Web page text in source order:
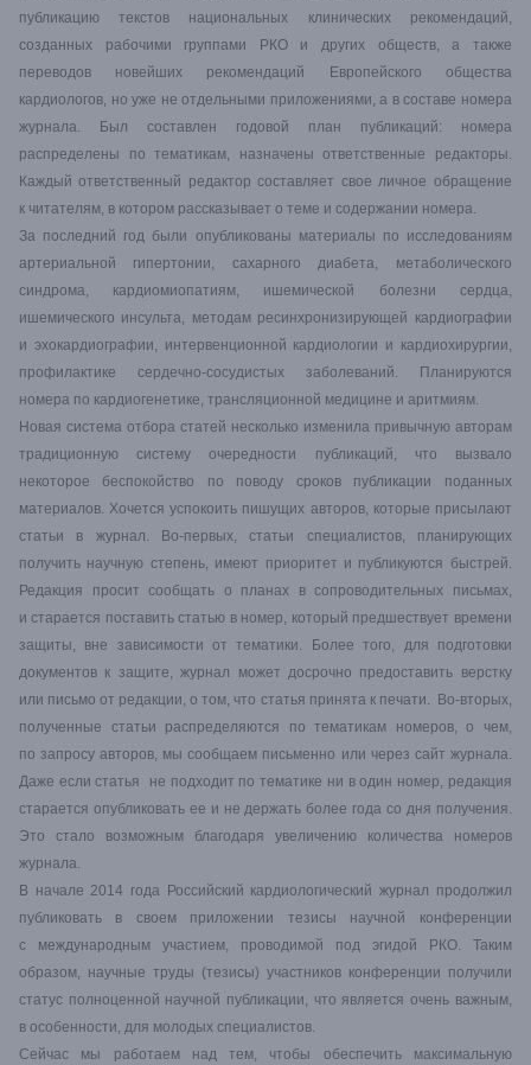
публикацию текстов национальных клинических рекомендаций,
созданных рабочими группами РКО и других обществ, а также
переводов новейших рекомендаций Европейского общества
кардиологов, но уже не отдельными приложениями, а в составе номера
журнала. Был составлен годовой план публикаций: номера
распределены по тематикам, назначены ответственные редакторы.
Каждый ответственный редактор составляет свое личное обращение
к читателям, в котором рассказывает о теме и содержании номера.
За последний год были опубликованы материалы по исследованиям
артериальной гипертонии, сахарного диабета, метаболического
синдрома, кардиомиопатиям, ишемической болезни сердца,
ишемического инсульта, методам ресинхронизирующей кардиографии
и эхокардиографии, интервенционной кардиологии и кардиохирургии,
профилактике сердечно-сосудистых заболеваний. Планируются
номера по кардиогенетике, трансляционной медицине и аритмиям.
Новая система отбора статей несколько изменила привычную авторам
традиционную систему очередности публикаций, что вызвало
некоторое беспокойство по поводу сроков публикации поданных
материалов. Хочется успокоить пишущих авторов, которые присылают
статьи в журнал. Во-первых, статьи специалистов, планирующих
получить научную степень, имеют приоритет и публикуются быстрей.
Редакция просит сообщать о планах в сопроводительных письмах,
и старается поставить статью в номер, который предшествует времени
защиты, вне зависимости от тематики. Более того, для подготовки
документов к защите, журнал может досрочно предоставить верстку
или письмо от редакции, о том, что статья принята к печати. Во-вторых,
полученные статьи распределяются по тематикам номеров, о чем,
по запросу авторов, мы сообщаем письменно или через сайт журнала.
Даже если статья не подходит по тематике ни в один номер, редакция
старается опубликовать ее и не держать более года со дня получения.
Это стало возможным благодаря увеличению количества номеров
журнала.
В начале 2014 года Российский кардиологический журнал продолжил
публиковать в своем приложении тезисы научной конференции
с международным участием, проводимой под эгидой РКО. Таким
образом, научные труды (тезисы) участников конференции получили
статус полноценной научной публикации, что является очень важным,
в особенности, для молодых специалистов.
Сейчас мы работаем над тем, чтобы обеспечить максимальную